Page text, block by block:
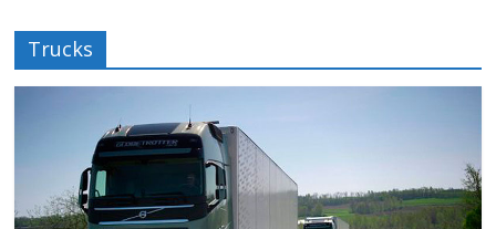
Trucks